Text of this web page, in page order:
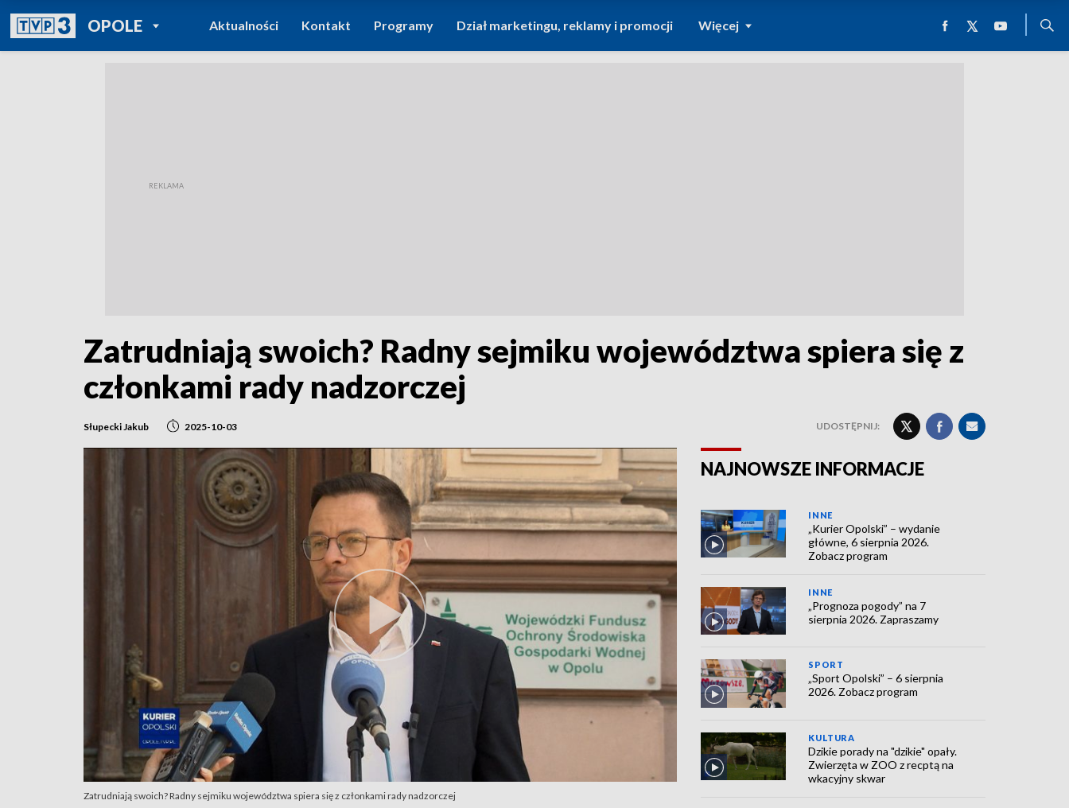
OPOLEPOWRÓT DO
TVP REGIONY
Aktualności Kontakt Programy Dział marketingu, reklamy i promocji Więcej
Zatrudniają swoich? Radny sejmiku województwa spiera się z
członkami rady nadzorczej
Słupecki Jakub 2025-10-03 UDOSTĘPNIJ:
Zatrudniają swoich? Radny sejmiku województwa spiera się z członkami rady nadzorczej
NAJNOWSZE INFORMACJE
INNE
„Kurier Opolski” – wydanie
główne, 6 sierpnia 2026.
Zobacz program
INNE
„Prognoza pogody” na 7
sierpnia 2026. Zapraszamy
SPORT
„Sport Opolski” – 6 sierpnia
2026. Zobacz program
KULTURA
Dzikie porady na "dzikie" opały.
Zwierzęta w ZOO z recptą na
wkacyjny skwar